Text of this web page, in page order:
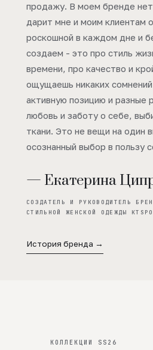
продажу. В моем бренде
дарит мне и моим клиентам
роскошной в каждом дне и
создаем - это про стиль
времени, про качество и
ощущаешь никаких
активную позицию и разные
любовь и заботу о себе,
ткани. Это не вещи на один
осознанный выбор в пользу
— Екатерина
СОЗДАТЕЛЬ И РУКОВОДИТЕЛЬ
СТИЛЬНОЙ ЖЕНСКОЙ ОДЕЖДЫ
История бренда →
КОЛЛЕКЦИИ SS26